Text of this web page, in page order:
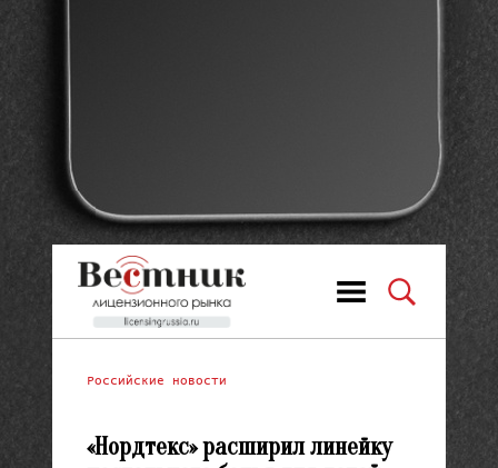
Российские новости
«Нордтекс» расширил линейку